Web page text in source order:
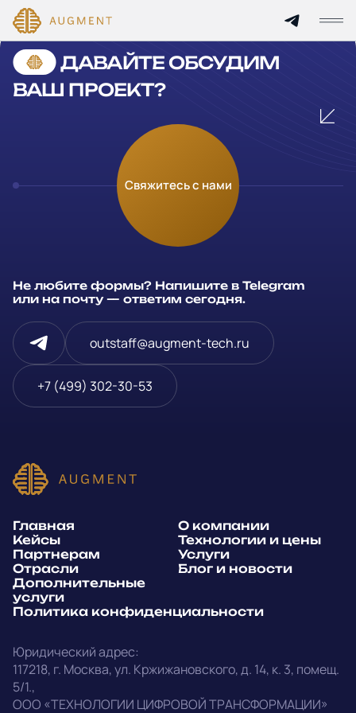
Написать в Telegram
outstaff@augment-tech.ru
Главная
Технологии и цены
Услуги
Отрасли
Блог и новости
Политика
конфиденциальности
Cannot find 'services' template with page 'detail'
ДАВАЙТЕ ОБСУДИМ
ВАШ ПРОЕКТ?
Свяжитесь с нами
Не любите формы? Напишите в Telegram
или на почту — ответим сегодня.
outstaff@augment-tech.ru
+7 (499) 302-30-53
Юридический адрес:
117218, г. Москва,ул. Кржижановского, д. 14, к. 3, помещ.
5/1.,
ООО «ТЕХНОЛОГИИ ЦИФРОВОЙ ТРАНСФОРМАЦИИ»
Главная
О компании
Кейсы
Технологии и цены
Партнерам
Услуги
Отрасли
Блог и новости
Дополнительные
услуги
Политика конфиденциальности
Оставьте заявку
Заполните и отправьте данные и мы свяжемся с вами в
течение рабочего дня
Компания
Телефон*
E-mail
Telegram
WhatsApp
E-mail
Позвонить
Напишите, какие специалисты, в каком количестве и как
срочно нужны на ваш проект
Прикрепить файл